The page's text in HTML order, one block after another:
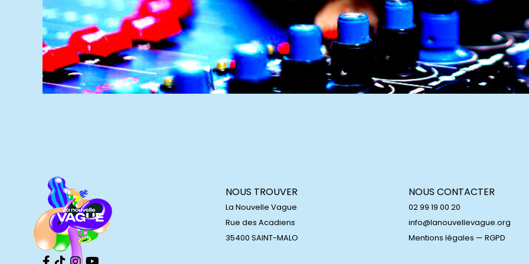
NOUS TROUVER
La Nouvelle Vague
Rue des Acadiens
35400 SAINT-MALO
NOUS CONTACTER
02 99 19 00 20
info@lanouvellevague.org
Mentions légales — RGPD